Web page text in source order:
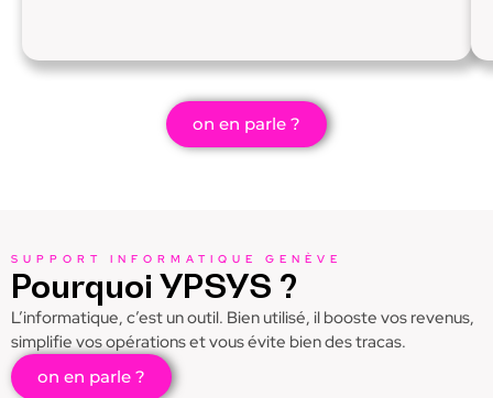
on en parle ?
SUPPORT INFORMATIQUE GENÈVE
Pourquoi YPSYS ?
L’informatique, c’est un outil. Bien utilisé, il booste vos revenus,
simplifie vos opérations et vous évite bien des tracas.
on en parle ?